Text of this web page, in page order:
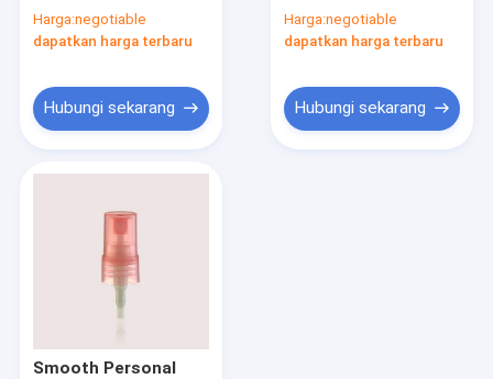
Permintaan Penawaran
Company News
Botol Pompa Pengap
Botol Kosmetik plastik
Penyemprot JY601-
07K
Harga:negotiable
dapatkan harga terbaru
Hubungi sekarang
Berusuk Untuk
Perawatan Pribadi
Harga:negotiable
dapatkan harga terbaru
Hubungi sekarang
Smooth Personal